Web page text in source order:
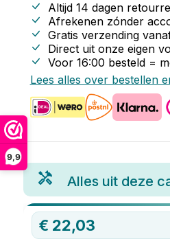
9,9
Altijd 14 dagen
Afrekenen zónder
Gratis verzending
Direct uit onze eigen
Voor 16:00 besteld =
Lees alles over bestellen
Alles uit deze
€ 22,03